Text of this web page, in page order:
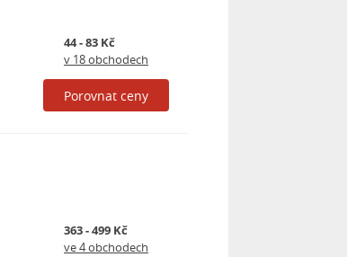
44 - 83 Kč
v 18 obchodech
Porovnat ceny
363 - 499 Kč
ve 4 obchodech